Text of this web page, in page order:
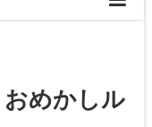
めかしル